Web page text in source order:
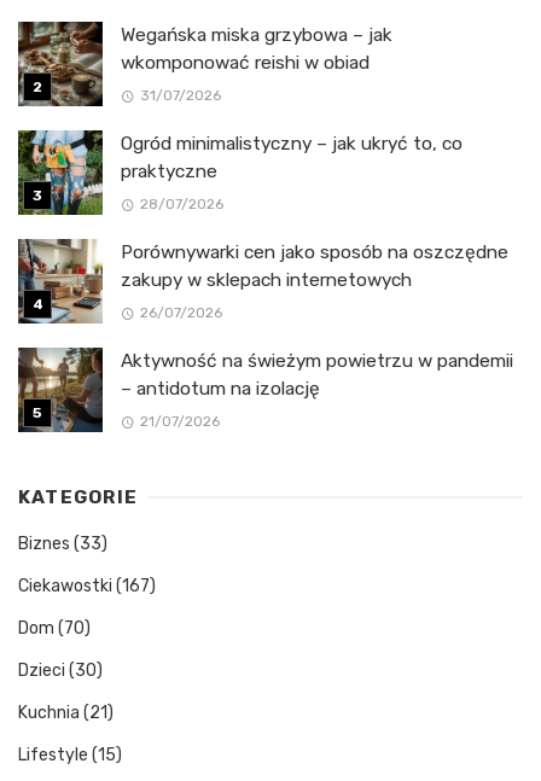
Wegańska miska grzybowa – jak
wkomponować reishi w obiad
31/07/2026
Ogród minimalistyczny – jak ukryć to, co
praktyczne
28/07/2026
Porównywarki cen jako sposób na oszczędne
zakupy w sklepach internetowych
26/07/2026
Aktywność na świeżym powietrzu w pandemii
– antidotum na izolację
21/07/2026
KATEGORIE
Biznes (33)
Ciekawostki (167)
Dom (70)
Dzieci (30)
Kuchnia (21)
Lifestyle (15)